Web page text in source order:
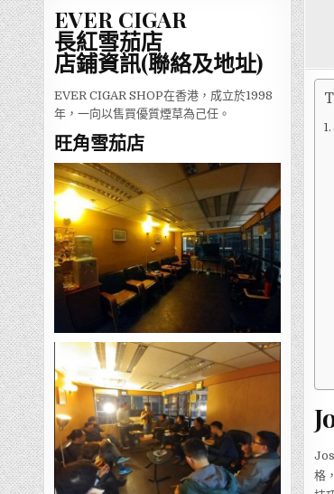
EVER CIGAR
長紅雪茄店
店鋪資訊(聯絡及地址)
EVER CIGAR SHOP在香港，成立於1998
年，一向以售買優質煙草為己任。
旺角雪茄店
格